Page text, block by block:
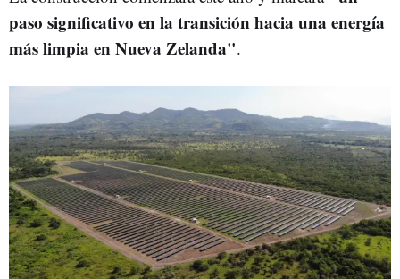
paso significativo en la transición hacia una energía
más limpia en Nueva Zelanda".